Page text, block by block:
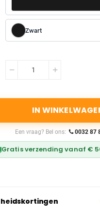
Zwart
IN
Een vraag? Bel ons: 0032 87
Gratis verzending vanaf €